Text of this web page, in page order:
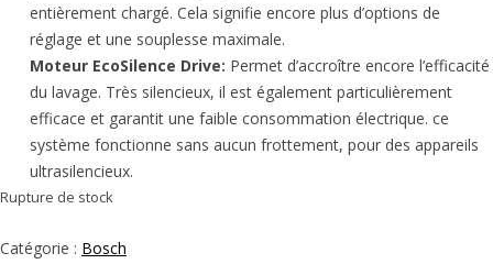
entièrement chargé. Cela signifie encore plus d’options de
réglage et une souplesse maximale.
Moteur EcoSilence Drive: Permet d’accroître encore l’efficacité
du lavage. Très silencieux, il est également particulièrement
efficace et garantit une faible consommation électrique. ce
système fonctionne sans aucun frottement, pour des appareils
ultrasilencieux.
Rupture de stock
Catégorie : Bosch